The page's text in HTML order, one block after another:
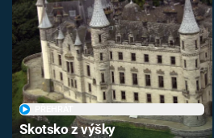
Skotsko z výšky